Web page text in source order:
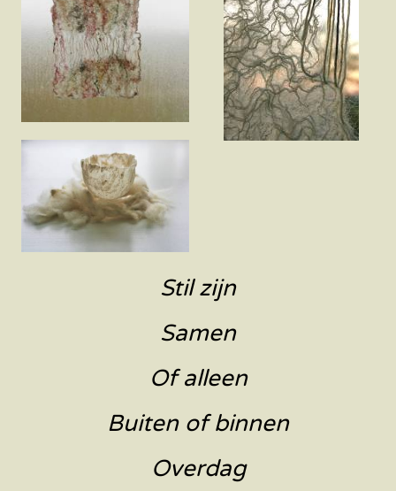
Stil zijn
Samen
Of alleen
Buiten of binnen
Overdag